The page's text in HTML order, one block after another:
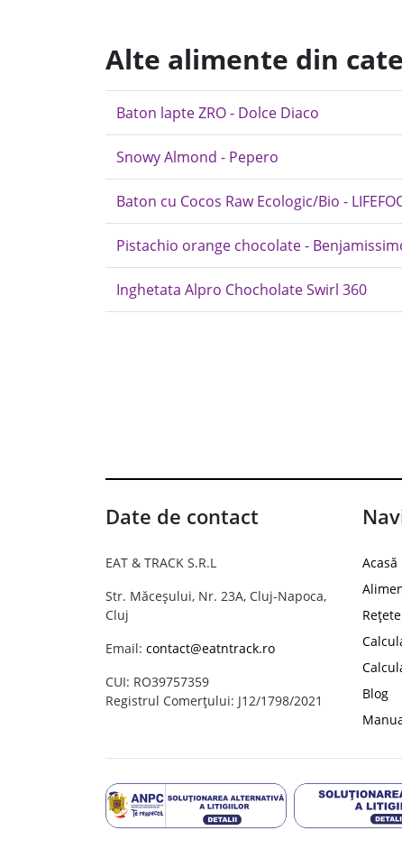
Alte alimente din
Baton lapte ZRO - Dolce Diaco
Snowy Almond - Pepero
Baton cu Cocos Raw Ecologic/Bio -
Pistachio orange chocolate -
Inghetata Alpro Chocholate Swirl 360
Date de contact
EAT & TRACK S.R.L
Str. Măceșului, Nr. 23A, Cluj-Napoca,
Cluj
Email: contact@eatntrack.ro
CUI: RO39757359
Registrul Comerțului: J12/1798/2021
Acasă
Rețete
Blog